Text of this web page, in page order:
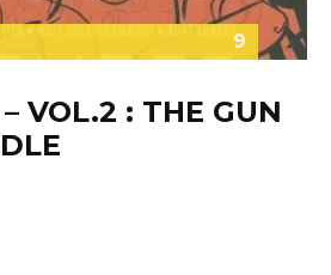
9
VOL.2 : THE GUN